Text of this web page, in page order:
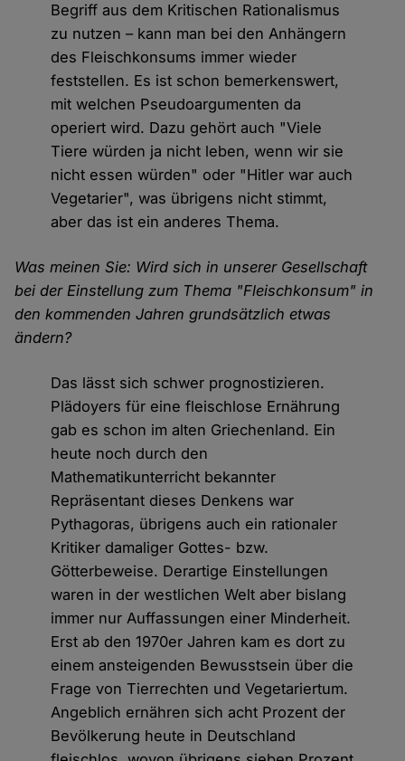
Begriff aus dem Kritischen Rationalismus
zu nutzen – kann man bei den Anhängern
des Fleischkonsums immer wieder
feststellen. Es ist schon bemerkenswert,
mit welchen Pseudoargumenten da
operiert wird. Dazu gehört auch "Viele
Tiere würden ja nicht leben, wenn wir sie
nicht essen würden" oder "Hitler war auch
Vegetarier", was übrigens nicht stimmt,
aber das ist ein anderes Thema.
Was meinen Sie: Wird sich in unserer Gesellschaft
bei der Einstellung zum Thema "Fleischkonsum" in
den kommenden Jahren grundsätzlich etwas
ändern?
Das lässt sich schwer prognostizieren.
Plädoyers für eine fleischlose Ernährung
gab es schon im alten Griechenland. Ein
heute noch durch den
Mathematikunterricht bekannter
Repräsentant dieses Denkens war
Pythagoras, übrigens auch ein rationaler
Kritiker damaliger Gottes- bzw.
Götterbeweise. Derartige Einstellungen
waren in der westlichen Welt aber bislang
immer nur Auffassungen einer Minderheit.
Erst ab den 1970er Jahren kam es dort zu
einem ansteigenden Bewusstsein über die
Frage von Tierrechten und Vegetariertum.
Angeblich ernähren sich acht Prozent der
Bevölkerung heute in Deutschland